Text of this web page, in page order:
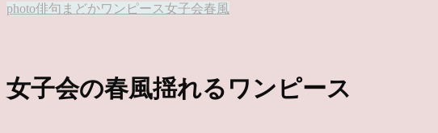
photo俳句 まどかワンピース女子会春風
女子会の春風揺れるワンピース